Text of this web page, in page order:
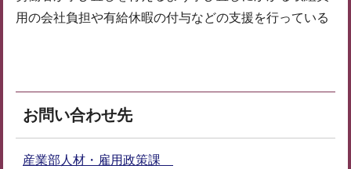
用の会社負担や有給休暇の付与などの支援を行っている
お問い合わせ先
産業部人材・雇用政策課